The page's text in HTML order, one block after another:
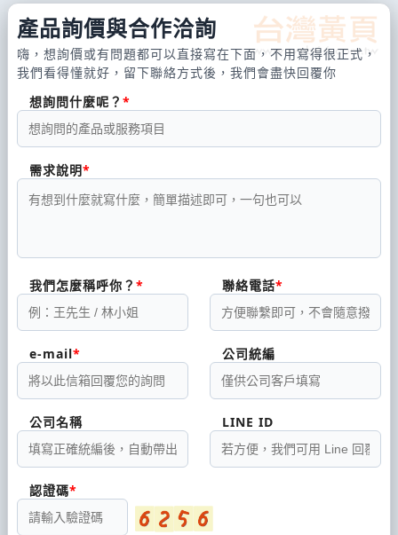
產品詢價與合作洽詢
嗨，想詢價或有問題都可以直接寫在下面，不用寫得很正式，
我們看得懂就好，留下聯絡方式後，我們會盡快回覆你
想詢問什麼呢？
需求說明
我們怎麼稱呼你？ 聯絡電話
e-mail 公司統編
公司名稱 LINE ID
認證碼